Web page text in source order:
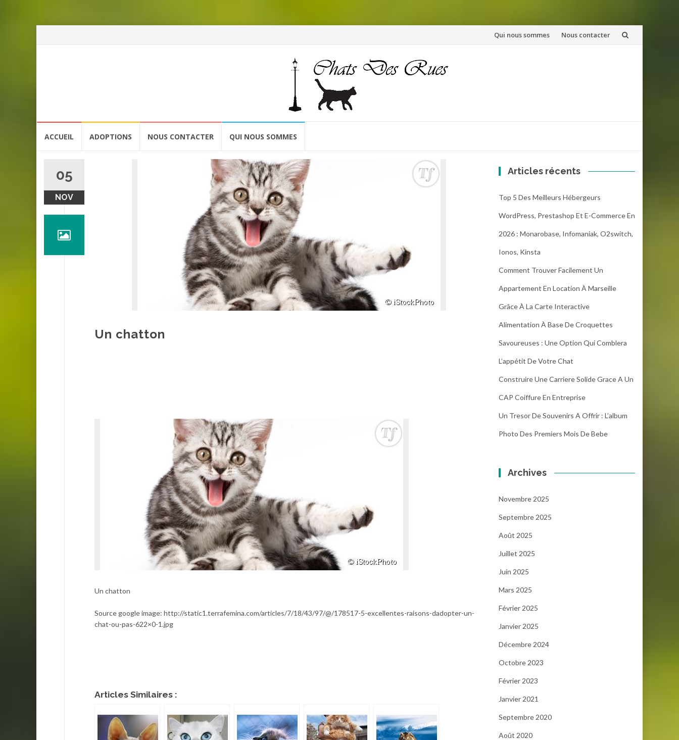
Aller
Qui nous sommes Nous contacter
ACCUEIL ADOPTIONS NOUS CONTACTER QUI NOUS SOMMES
05
NOV
Un chatton
Un chatton
Source google image: http://static1.terrafemina.com/articles/7/18/43/97/@/178517-5-excellentes-raisons-dadopter-un-
chat-ou-pas-622×0-1.jpg
Articles Similaires :
Articles récents
Top 5 Des Meilleurs Hébergeurs
WordPress, Prestashop Et E-Commerce En
2026 : Monarobase, Infomaniak, O2switch,
Ionos, Kinsta
Comment Trouver Facilement Un
Appartement En Location À Marseille
Grâce À La Carte Interactive
Alimentation À Base De Croquettes
Savoureuses : Une Option Qui Comblera
L’appétit De Votre Chat
Construire Une Carriere Solide Grace A Un
CAP Coiffure En Entreprise
Un Tresor De Souvenirs A Offrir : L’album
Photo Des Premiers Mois De Bebe
Archives
Novembre 2025
Septembre 2025
Août 2025
Juillet 2025
Juin 2025
Mars 2025
Février 2025
Janvier 2025
Décembre 2024
Octobre 2023
Février 2023
Janvier 2021
Septembre 2020
Août 2020